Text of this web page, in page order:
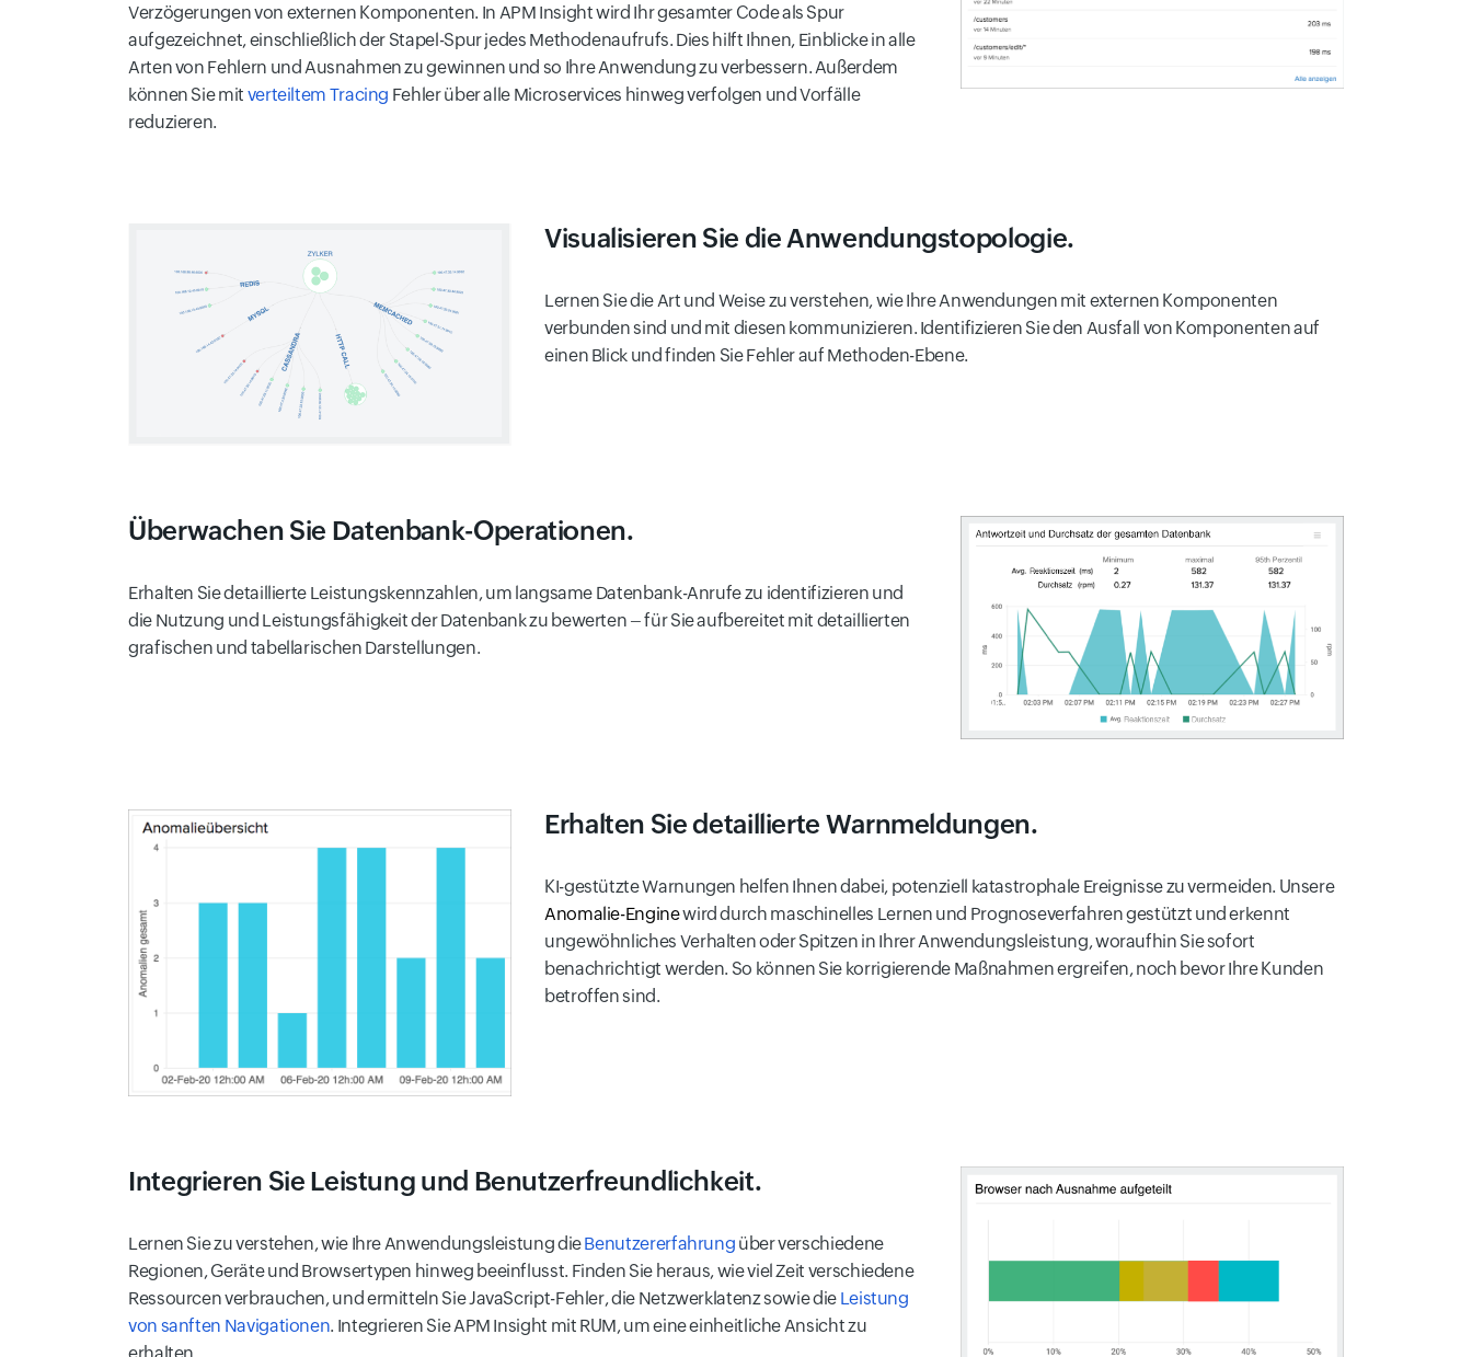
Verzögerungen von externen Komponenten. In APM Insight wird Ihr gesamter Code als Spur
aufgezeichnet, einschließlich der Stapel-Spur jedes Methodenaufrufs. Dies hilft Ihnen, Einblicke in alle
Arten von Fehlern und Ausnahmen zu gewinnen und so Ihre Anwendung zu verbessern. Außerdem
können Sie mit verteiltem Tracing Fehler über alle Microservices hinweg verfolgen und Vorfälle
reduzieren.
Visualisieren Sie die Anwendungstopologie.
Lernen Sie die Art und Weise zu verstehen, wie Ihre Anwendungen mit externen Komponenten
verbunden sind und mit diesen kommunizieren. Identifizieren Sie den Ausfall von Komponenten auf
einen Blick und finden Sie Fehler auf Methoden-Ebene.
Überwachen Sie Datenbank-Operationen.
Erhalten Sie detaillierte Leistungskennzahlen, um langsame Datenbank-Anrufe zu identifizieren und
die Nutzung und Leistungsfähigkeit der Datenbank zu bewerten – für Sie aufbereitet mit detaillierten
grafischen und tabellarischen Darstellungen.
Erhalten Sie detaillierte Warnmeldungen.
KI-gestützte Warnungen helfen Ihnen dabei, potenziell katastrophale Ereignisse zu vermeiden. Unsere
Anomalie-Enginewird durch maschinelles Lernen und Prognoseverfahren gestützt und erkennt
ungewöhnliches Verhalten oder Spitzen in Ihrer Anwendungsleistung, woraufhin Sie sofort
benachrichtigt werden. So können Sie korrigierende Maßnahmen ergreifen, noch bevor Ihre Kunden
betroffen sind.
Integrieren Sie Leistung und Benutzerfreundlichkeit.
Lernen Sie zu verstehen, wie Ihre Anwendungsleistung dieBenutzererfahrung über verschiedene
Regionen, Geräte und Browsertypen hinweg beeinflusst. Finden Sie heraus, wie viel Zeit verschiedene
Ressourcen verbrauchen, und ermitteln Sie JavaScript-Fehler, die Netzwerklatenz sowie die Leistung
von sanften Navigationen. Integrieren Sie APM Insight mit RUM, um eine einheitliche Ansicht zu